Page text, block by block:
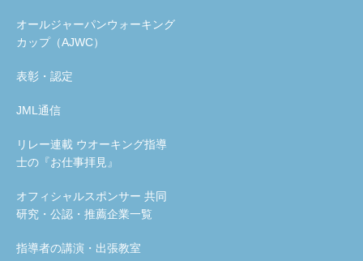
オールジャーパンウォーキング
カップ（AJWC）
表彰・認定
JML通信
リレー連載 ウオーキング指導
士の『お仕事拝見』
オフィシャルスポンサー 共同
研究・公認・推薦企業一覧
指導者の講演・出張教室